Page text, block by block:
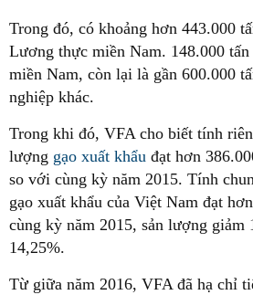
Trong đó, có khoảng hơn 443.000
Lương thực miền Nam. 148.000
miền Nam, còn lại là gần 600.000
nghiệp khác.
Trong khi đó, VFA cho biết tính
lượng gạo xuất khẩu đạt hơn
so với cùng kỳ năm 2015. Tính
gạo xuất khẩu của Việt Nam đạt
cùng kỳ năm 2015, sản lượng giảm
14,25%.
Từ giữa năm 2016, VFA đã hạ chỉ